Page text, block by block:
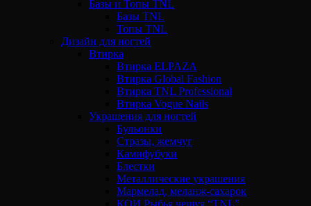
Базы и Топы TNL
Базы TNL
Топы TNL
Дизайн для ногтей
Втирка
Втирка ELPAZA
Втирка Global Fashion
Втирка TNL Professional
Втирка Vogue Nails
Украшения для ногтей
Бульонки
Стразы, жемчуг
Камифубуки
Блестки
Металлические украшения
Мармелад, меланж-сахарок
КОИ Рыбья чешуя “TNL”